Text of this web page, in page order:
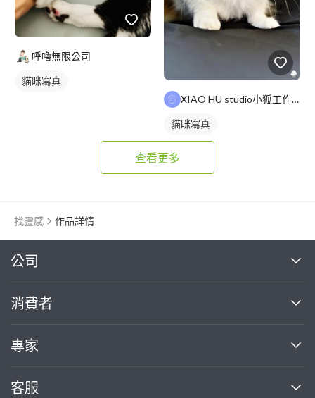
呼嚕無限公司
貓咪寫真
XIAO HU studio小狐工作室
貓咪寫真
查看更多
找靈感 作品詳情
公司
關於我們
部落格
加入我們
消費者
買服務
熱門服務
專家
案件中心
客服
繼續完成